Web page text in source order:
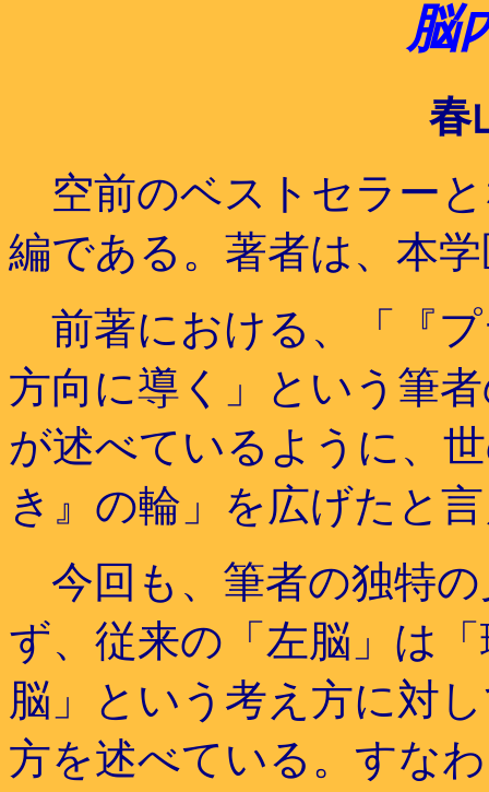
脳
春
空前のベストセラー
編である。著者は、本
前著における、「『
方向に導く」という筆
が述べているように、
き』の輪」を広げたと
今回も、筆者の独特
ず、従来の「左脳」は
脳」という考え方に対
方を述べている。すな